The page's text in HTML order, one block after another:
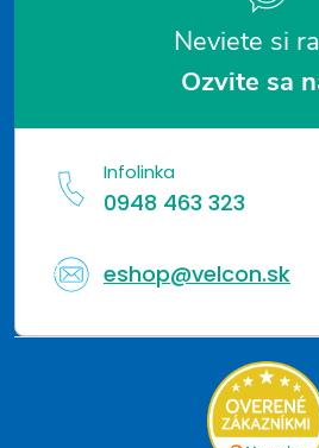
Neviete si
Ozvite sa
Infolinka
0948 463 323
eshop@velcon.sk